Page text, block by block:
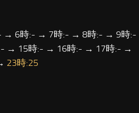
6時:- → 7時:- → 8時:- → 9時:-
→ 15時:- → 16時:- → 17時:- →
23時:25